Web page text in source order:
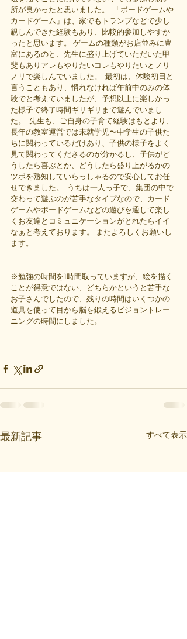
所が良かったと思いました。  「ボードゲームや
カードゲーム」は、家でもトランプなどで少し
親しんできた経験もあり、比較的参加しやすか
ったと思います。 ゲームの種類がお店並みに豊
富にあるのと、先生に盛り上げていただいた甲
斐もありアレもやりたいコレもやりたいとノリ
ノリで楽しんでいました。  最初は、体験初日と
言うこともあり、慣れなければ午前中のみの体
験でと考えていましたが、予想以上に楽しかっ
た様子で終了時間ギリギリまで遊んでいまし
た。  先生も、ご自身の子育て経験はもとより、
長年の教室運営では未就学児〜中学生の子供た
ちに関わっているだけあり、子供の様子をよく
見て関わってくださるのが分かるし、子供がど
うしたら喜ぶとか、どうしたら盛り上がるかの
ツボを熟知していらっしゃるので安心してお任
せできました。  うちは一人っ子で、集団の中で
交わって遊ぶのが苦手なタイプなので、カード
ゲームやボードゲームなどの遊びを通して楽し
くお友達とコミュニケーションがとれたらイイ
なぁと考えております。 またよろしくお願いし
ます。
※勉強の時間を1時間取っていますが、絵を描く
ことが得意ではない、どちらかというと苦手な
お子さんでしたので、残りの時間はいくつかの
道具を使って目から脳を鍛えるビジョントレー
ニングの時間にしました。
最新記事 すべて表示